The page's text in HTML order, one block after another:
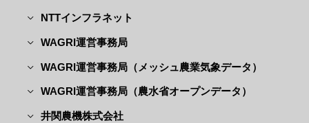
NTTインフラネット
WAGRI運営事務局
WAGRI運営事務局（メッシュ農業気象データ）
WAGRI運営事務局（農水省オープンデータ）
井関農機株式会社